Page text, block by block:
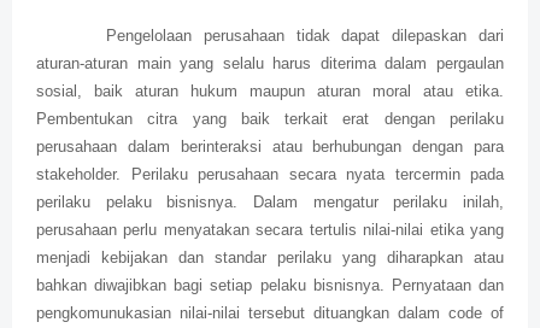
Pengelolaan perusahaan tidak dapat dilepaskan dari
aturan-aturan main yang selalu harus diterima dalam pergaulan
sosial, baik aturan hukum maupun aturan moral atau etika.
Pembentukan citra yang baik terkait erat dengan perilaku
perusahaan dalam berinteraksi atau berhubungan dengan para
stakeholder. Perilaku perusahaan secara nyata tercermin pada
perilaku pelaku bisnisnya. Dalam mengatur perilaku inilah,
perusahaan perlu menyatakan secara tertulis nilai-nilai etika yang
menjadi kebijakan dan standar perilaku yang diharapkan atau
bahkan diwajibkan bagi setiap pelaku bisnisnya. Pernyataan dan
pengkomunukasian nilai-nilai tersebut dituangkan dalam code of